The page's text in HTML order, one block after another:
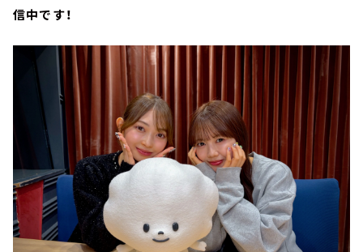
信中です！